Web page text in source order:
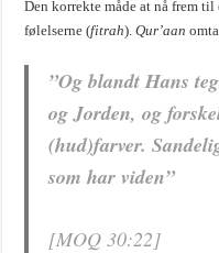
Den korrekte måde at nå frem til
følelserne (fitrah).Qur’aan
”Og blandt Hans
og Jorden, og
(hud)farver.
som har viden”
[MOQ 30:22]